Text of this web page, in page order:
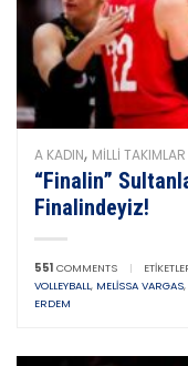
A KADIN, MILLI TAKIMLAR
“Finalin”
Finalindeyiz!
551 COMMENTS |
VOLLEYBALL, MELISSA VARGAS,
ERDEM